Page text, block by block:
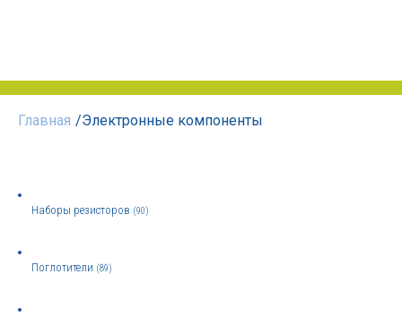
Главная /Электронные компоненты
Наборы резисторов (90)
Поглотители (89)